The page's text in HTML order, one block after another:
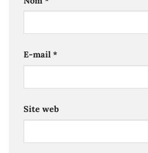
E-mail*
Site web